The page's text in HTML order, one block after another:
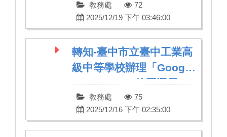
造高效率的未來教室」研
習
教務處
72
2025/12/19 下午 03:46:00
轉知-臺中市立臺中工業高
級中等學校辦理「Google
Apps Script 校園運用」
研習教務處
75
2025/12/16 下午 02:35:00